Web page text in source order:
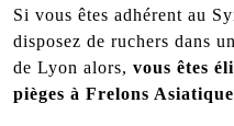
Si vous êtes adhérent au
disposez de ruchers dans
de Lyon alors, vous êtes
pièges à Frelons